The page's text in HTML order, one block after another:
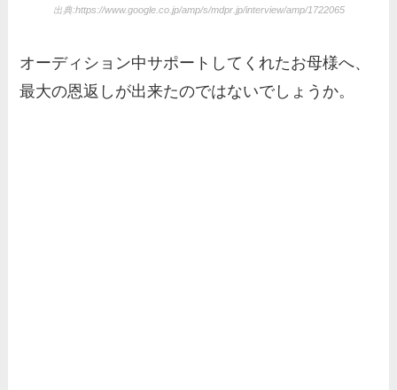
出典:https://www.google.co.jp/amp/s/mdpr.jp/interview/amp/1722065
オーディション中サポートしてくれたお母様へ、
最大の恩返しが出来たのではないでしょうか。